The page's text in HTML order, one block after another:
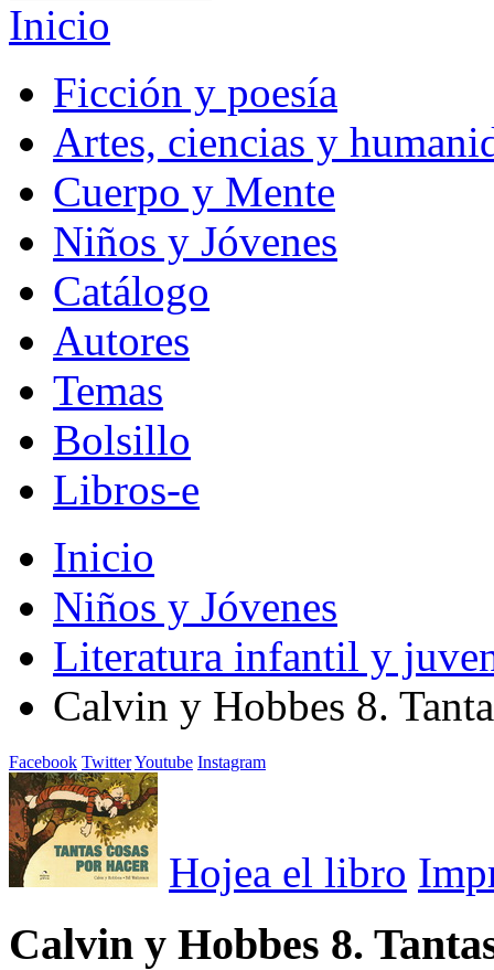
Inicio
Ficción y poesía
Artes, ciencias y
Cuerpo y Mente
Niños y Jóvenes
Catálogo
Autores
Temas
Bolsillo
Libros-e
Inicio
Niños y Jóvenes
Literatura infantil y
Calvin y Hobbes 8.
Facebook TwitterYoutube Instagram
Hojea el libro
Calvin y Hobbes 8.